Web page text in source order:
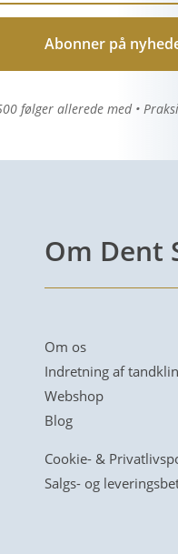
Abonner på
følger allerede med •
Om Dent
Om os
Indretning af
Webshop
Blog
Cookie- &
Salgs- og